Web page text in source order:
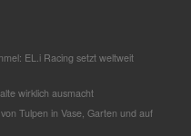
EL.i Racing setzt weltweit
wirklich ausmacht
Tulpen in Vase, Garten und auf